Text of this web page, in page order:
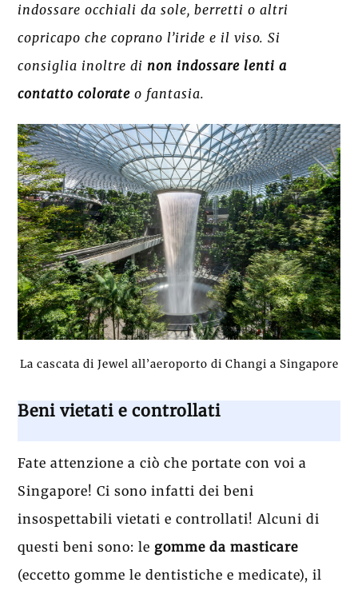
indossare occhiali da sole, berretti o altri
copricapo che coprano l’iride e il viso. Si
consiglia inoltre di non indossare lenti a
contatto colorate o fantasia.
La cascata di Jewel all’aeroporto di Changi a Singapore
Beni vietati e controllati
Fate attenzione a ciò che portate con voi a
Singapore! Ci sono infatti dei beni
insospettabili vietati e controllati! Alcuni di
questi beni sono: le gomme da masticare
(eccetto gomme le dentistiche e medicate), il